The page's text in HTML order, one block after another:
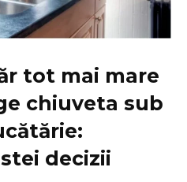
tot mai mare
chiuveta sub
decizii